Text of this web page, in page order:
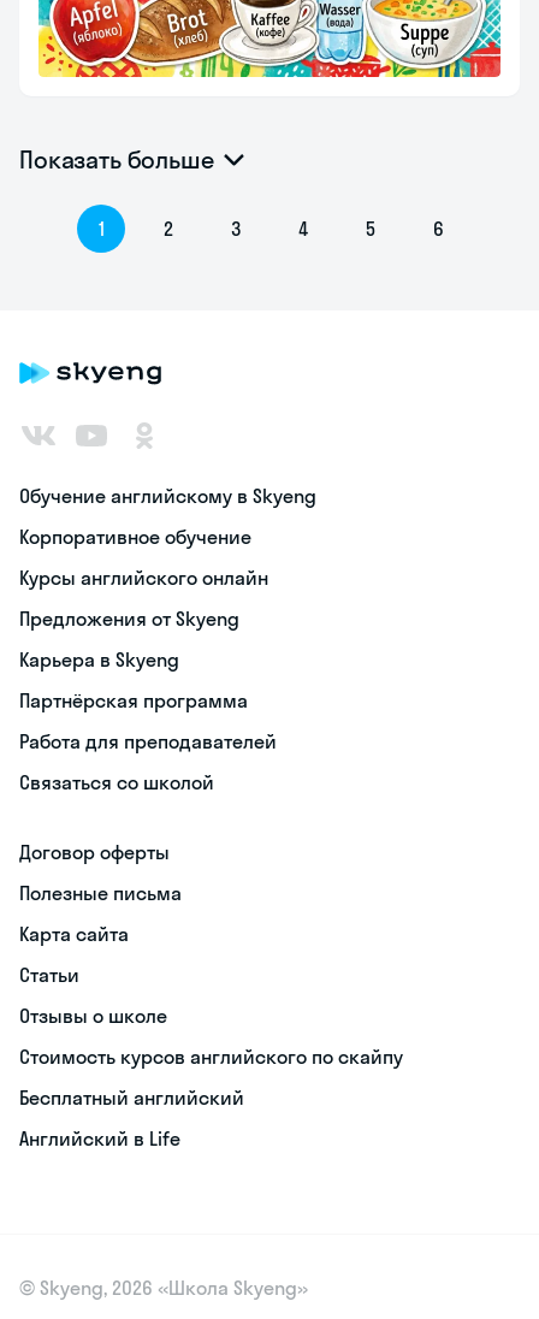
Показать больше
1 2 3 4 5 6
Обучение английскому в Skyeng
Корпоративное обучение
Курсы английского онлайн
Предложения от Skyeng
Карьера в Skyeng
Партнёрская программа
Работа для преподавателей
Связаться со школой
Договор оферты
Полезные письма
Карта сайта
Статьи
Отзывы о школе
Стоимость курсов английского по скайпу
Бесплатный английский
Английский в Life
© Skyeng, 2026 «Школа Skyeng»